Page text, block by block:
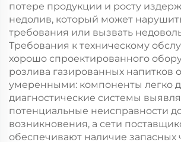
потере продукции и росту
недолив, который может
требования или вызвать
Требования к техническому
хорошо спроектированного
розлива газированных напитков
умеренными: компоненты легко
диагностические системы
потенциальные неисправности
возникновения, а сети
обеспечивают наличие запасных